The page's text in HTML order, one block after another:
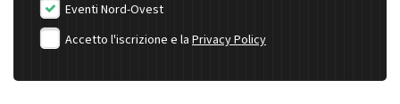
Eventi Nord-Ovest
Accetto l'iscrizione e la Privacy Policy